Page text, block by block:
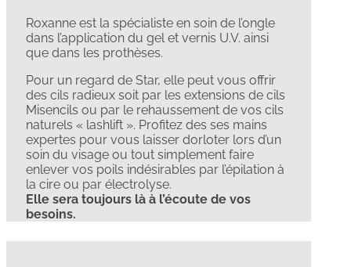
Roxanne est la spécialiste en soin de l’ongle
dans l’application du gel et vernis U.V. ainsi
que dans les prothèses.
Pour un regard de Star, elle peut vous offrir
des cils radieux soit par les extensions de cils
Misencils ou par le rehaussement de vos cils
naturels « lashlift ». Profitez des ses mains
expertes pour vous laisser dorloter lors d’un
soin du visage ou tout simplement faire
enlever vos poils indésirables par l’épilation à
la cire ou par électrolyse.
Elle sera toujours là à l’écoute de vos
besoins.